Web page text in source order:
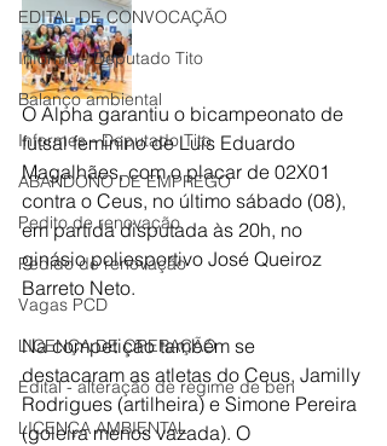
EDITAL DE CONVOCAÇÃO
Informe - Deputado Tito
Balanço ambiental
Informes - Deputado Tito
ABANDONO DE EMPREGO
Pedito de renovação
Pedido de renovação
Vagas PCD
LICENÇA DE OPERAÇÃO
Edital - alteração de regime de ben
LICENÇA AMBIENTAL
O Alpha garantiu o bicampeonato de
futsal feminino de Luís Eduardo
Magalhães, com o placar de 02X01
contra o Ceus, no último sábado (08),
em partida disputada às 20h, no
ginásio poliesportivo José Queiroz
Barreto Neto.
Na competição também se
destacaram as atletas do Ceus, Jamilly
Rodrigues (artilheira) e Simone Pereira
(goleira menos vazada). O